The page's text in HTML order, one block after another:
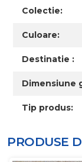
Colectie:
Culoare:
Destinatie :
Dimensiune
Tip produs:
PRODUSE